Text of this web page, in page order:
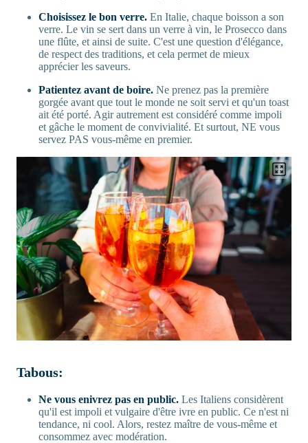
Choisissez le bon verre. En Italie, chaque boisson a son
verre. Le vin se sert dans un verre à vin, le Prosecco dans
une flûte, et ainsi de suite. C'est une question d'élégance,
de respect des traditions, et cela permet de mieux
apprécier les saveurs.
Patientez avant de boire. Ne prenez pas la première
gorgée avant que tout le monde ne soit servi et qu'un toast
ait été porté. Agir autrement est considéré comme impoli
et gâche le moment de convivialité. Et surtout, NE vous
servez PAS vous-même en premier.
Tabous:
Ne vous enivrez pas en public. Les Italiens considèrent
qu'il est impoli et vulgaire d'être ivre en public. Ce n'est ni
tendance, ni cool. Alors, restez maître de vous-même et
consommez avec modération.